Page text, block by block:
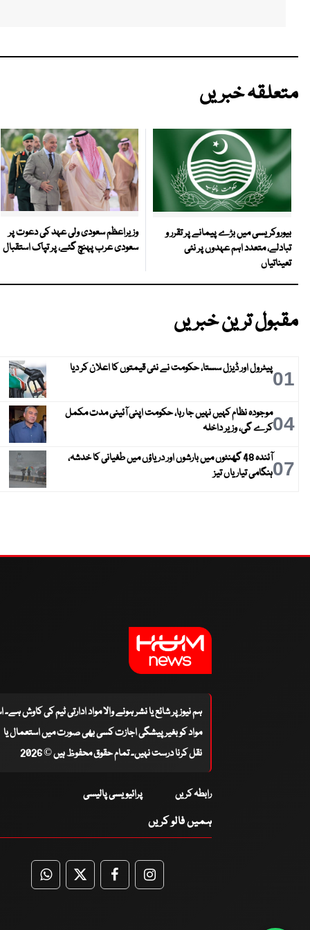
متعلقہ خبریں
بیوروکریسی میں بڑے پیمانے پر تقرر و
تبادلے، متعدد اہم عہدوں پر نئی
تعیناتیاں
وزیراعظم سعودی ولی عہد کی دعوت پر
سعودی عرب پہنچ گئے، پر تپاک استقبال
مقبول ترین خبریں
01پیٹرول اور ڈیزل سستا، حکومت نے نئی قیمتوں کا اعلان کر دیا
04موجودہ نظام کہیں نہیں جا رہا، حکومت اپنی آئینی مدت مکمل
کرے گی، وزیر داخلہ
07
آئندہ 48 گھنٹوں میں بارشوں اور دریاؤں میں طغیانی کا خدشہ،
ہنگامی تیاریاں تیز
ہم نیوز پر شائع یا نشر ہونے والا مواد ادارتی ٹیم کی کاوش
مواد کو بغیر پیشگی اجازت کسی بھی صورت میں استعمال یا
نقل کرنا درست نہیں۔ تمام حقوق محفوظ ہیں © 2026
رابطہ کریں پرائیویسی پالیسی
ہمیں فالو کریں
WhatsApp
TwitterFacebookFacebook